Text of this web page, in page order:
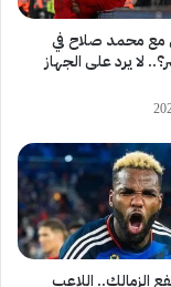
مع محمد صلاح في
لا يرد على الجهاز
الزمالك.. اللاعب